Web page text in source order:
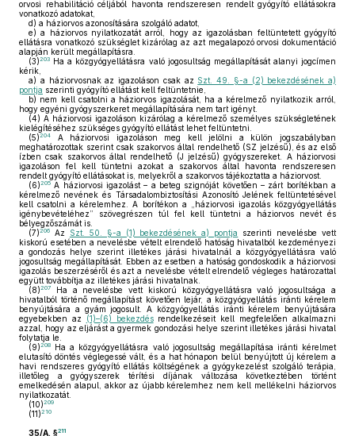
orvosi rehabilitáció céljából havonta rendszeresen rendelt gyógyító ellátásokra
vonatkozó adatokat,
d) a háziorvos azonosítására szolgáló adatot,
e) a háziorvos nyilatkozatát arról, hogy az igazolásban feltüntetett gyógyító
ellátásra vonatkozó szükséglet kizárólag az azt megalapozó orvosi dokumentáció
alapján került megállapításra.
(3)203 Ha a közgyógyellátásra való jogosultság megállapítását alanyi jogcímen
kérik,
a) a háziorvosnak az igazoláson csak az Szt. 49. §-a (2) bekezdésének a)
pontja szerinti gyógyító ellátást kell feltüntetnie,
b) nem kell csatolni a háziorvos igazolását, ha a kérelmező nyilatkozik arról,
hogy egyéni gyógyszerkeret megállapítására nem tart igényt.
(4) A háziorvosi igazoláson kizárólag a kérelmező személyes szükségletének
kielégítéséhez szükséges gyógyító ellátást lehet feltüntetni.
(5)204
A háziorvosi igazoláson meg kell jelölni a külön jogszabályban
meghatározottak szerint csak szakorvos által rendelhető (SZ jelzésű), és az első
ízben csak szakorvos által rendelhető (J jelzésű) gyógyszereket. A háziorvosi
igazoláson fel kell tüntetni azokat a szakorvos által havonta rendszeresen
rendelt gyógyító ellátásokat is, melyekről a szakorvos tájékoztatta a háziorvost.
(6)205 A háziorvosi igazolást – a beteg szignóját követően – zárt borítékban a
kérelmező nevének és Társadalombiztosítási Azonosító Jelének feltüntetésével
kell csatolni a kérelemhez. A borítékon a „háziorvosi igazolás közgyógyellátás
igénybevételéhez” szövegrészen túl fel kell tüntetni a háziorvos nevét és
bélyegzőszámát is.
(7)206 Az Szt. 50. §-a (1) bekezdésének a) pontja
szerinti nevelésbe vett
kiskorú esetében a nevelésbe vételt elrendelő hatóság hivatalból kezdeményezi
a gondozás helye szerint illetékes járási hivatalnál a közgyógyellátásra való
jogosultság megállapítását. Ebben az esetben a hatóság gondoskodik a háziorvosi
igazolás beszerzéséről és azt a nevelésbe vételt elrendelő végleges határozattal
együtt továbbítja az illetékes járási hivatalnak.
(8)207
Ha a nevelésbe vett kiskorú közgyógyellátásra való jogosultsága a
hivatalból történő megállapítást követően lejár, a közgyógyellátás iránti kérelem
benyújtására a gyám jogosult. A közgyógyellátás iránti kérelem benyújtására
egyebekben az
(1)–(6) bekezdésrendelkezéseit kell megfelelően alkalmazni
azzal, hogy az eljárást a gyermek gondozási helye szerint illetékes járási hivatal
folytatja le.
(9)208
Ha a közgyógyellátásra való jogosultság megállapítása iránti kérelmet
elutasító döntés véglegessé vált, és a hat hónapon belül benyújtott új kérelem a
havi rendszeres gyógyító ellátás költségének a gyógykezelést szolgáló terápia,
illetőleg a gyógyszerek térítési díjának változása következtében történt
emelkedésén alapul, akkor az újabb kérelemhez nem kell mellékelni háziorvos
nyilatkozatát.
(10)209
(11)210
35/A. §211